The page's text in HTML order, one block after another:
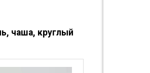
чаша, круглый